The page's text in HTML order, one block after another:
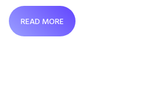
READ MORE